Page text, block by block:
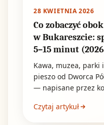
28 KWIETNIA 2026
Co zobaczyć
w Bukareszcie:
5–15 minut
Kawa, muzea,
pieszo od Dworca
— napisane przez
przesiadki.
Czytaj artykuł